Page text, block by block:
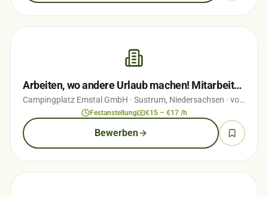
Arbeiten, wo andere Urlaub machen! Mitarbeiter (m/w/d) für Rezeption, Büro &…
Campingplatz Emstal GmbH · Sustrum, Niedersachsen · vor 1 Wochen
Festanstellung €15 – €17 /h
Bewerben